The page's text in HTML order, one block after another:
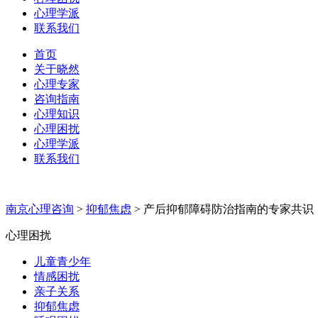
心理学派
联系我们
首页
关于晓然
心理专家
咨询指南
心理知识
心理困扰
心理学派
联系我们
南京心理咨询 > 抑郁焦虑 > 产后抑郁障碍防治指南的专家共识
心理困扰
儿童青少年
情感困扰
亲子关系
抑郁焦虑